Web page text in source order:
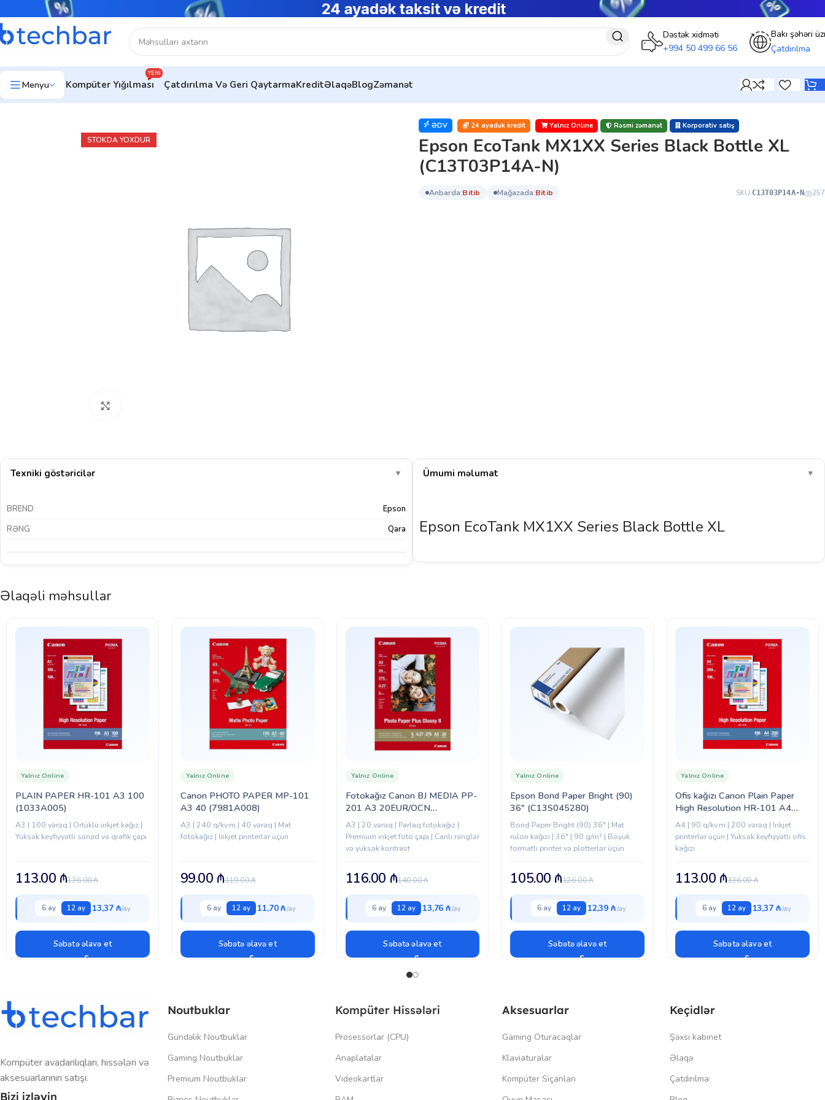
Dəstək xidməti
+994 50 499 66 56
Bakı şəhəri
Çatdırılma
Menyu Kompüter Yığılması
YENI
Çatdırılma Və Geri QaytarmaKreditƏlaqəBlogZəmanət
Ev Çap avadanlıqları
STOKDA YOXDUR
ƏDV 24 ayadək kredit Yalnız Online Rəsmi zəmanət Korporativ satış
Epson EcoTank MX1XX Series Black Bottle XL
(C13T03P14A-N)
anbarda: bi̇ti̇b mağazada: bi̇ti̇b SKU:C13T03P14A-N 257
Texniki göstəricilər ▼
BREND
Epson
RƏNG
Qara
Ümumi məlumat ▼
Epson EcoTank MX1XX Series Black Bottle XL
Əlaqəli məhsullar
PLAIN PAPER HR-101 A3 100
(1033A005)
Yalnız Online
A3 | 100 vərəq | Örtüklü inkjet kağız |
Yüksək keyfiyyətli sənəd və qrafik çapı
136.00₼
113.00 ₼
6 ay 12 ay 13,37 ₼
Səbətə əlavə et
Canon PHOTO PAPER MP-101
A3 40 (7981A008)
Yalnız Online
A3 | 240 q/kv.m | 40 vərəq | Mat
fotokağız | Inkjet printerlər üçün
119.00₼
99.00 ₼
6 ay 12 ay 11,70 ₼
Səbətə əlavə et
Fotokağız Canon BJ MEDIA PP-
201 A3 20EUR/OCN
(2311B020)
Yalnız Online
A3 | 20 vərəq | Parlaq fotokağız |
Premium inkjet foto çapı | Canlı rənglər
və yüksək kontrast
140.00₼
116.00 ₼
6 ay 12 ay 13,76 ₼
Səbətə əlavə et
Epson Bond Paper Bright (90)
36″ (C13S045280)
Yalnız Online
Bond Paper Bright (90) 36" | Mat
rulon kağızı | 36" | 90 g/m² | Böyük
formatlı printer və plotterlər üçün
126.00₼
105.00 ₼
6 ay 12 ay 12,39 ₼
Səbətə əlavə et
Ofis kağızı Canon Plain Paper
High Resolution HR-101 A4
(1033A001)
Yalnız Online
A4 | 90 q/kv.m | 200 vərəq | Inkjet
printerlər üçün | Yüksək keyfiyyətli ofis
kağızı
136.00₼
113.00 ₼
6 ay 12 ay 13,37 ₼
Səbətə əlavə et
Kompüter avadanlıqları, hissələri və
aksesuarlarının satışı.
Bizi izləyin
Noutbuklar
Gündəlik Noutbuklar
Gaming Noutbuklar
Premium Noutbuklar
Kompüter Hissələri
Prosessorlar (CPU)
Anaplatalar
Videokartlar
Aksesuarlar
Gaming Oturacaqlar
Klaviaturalar
Kompüter Siçanları
Keçidlər
Şəxsi kabinet
Əlaqə
Çatdırılma